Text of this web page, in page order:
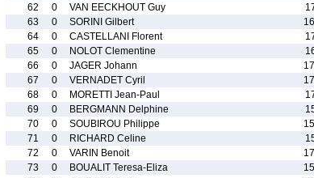
62
0 VAN EECKHOUT Guy
63
0 SORINI Gilbert
64
0 CASTELLANI Florent
65
0 NOLOT Clementine
66
0 JAGER Johann
67
0 VERNADET Cyril
68
0 MORETTI Jean-Paul
69
0 BERGMANN Delphine
70
0 SOUBIROU Philippe
71
0 RICHARD Celine
72
0 VARIN Benoit
73
0 BOUALIT Teresa-Eliza